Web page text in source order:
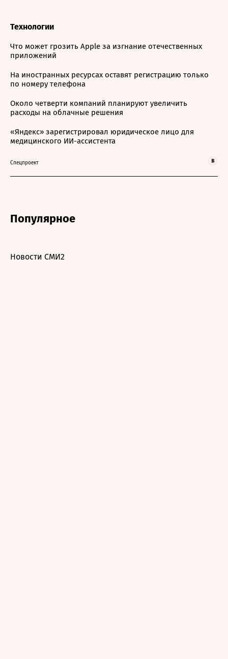
Технологии
Что может грозить Apple за изгнание отечественных
приложений
На иностранных ресурсах оставят регистрацию только
по номеру телефона
Около четверти компаний планируют увеличить
расходы на облачные решения
«Яндекс» зарегистрировал юридическое лицо для
медицинского ИИ-ассистента
Спецпроект
Популярное
Новости СМИ2